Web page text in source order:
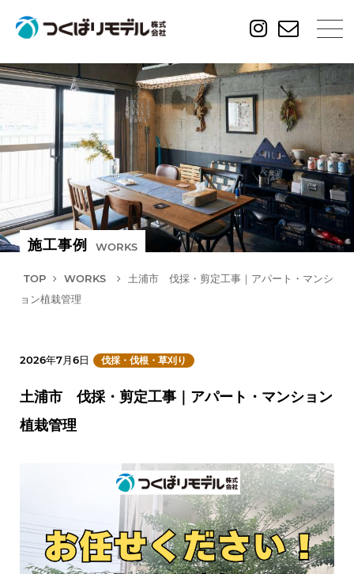
施工事例 WORKS
TOP WORKS
土浦市 伐採・剪定工事｜アパート・マンシ
ョン植栽管理
2026年7月6日 伐採・伐根・草刈り
土浦市 伐採・剪定工事｜アパート・マンション
植栽管理